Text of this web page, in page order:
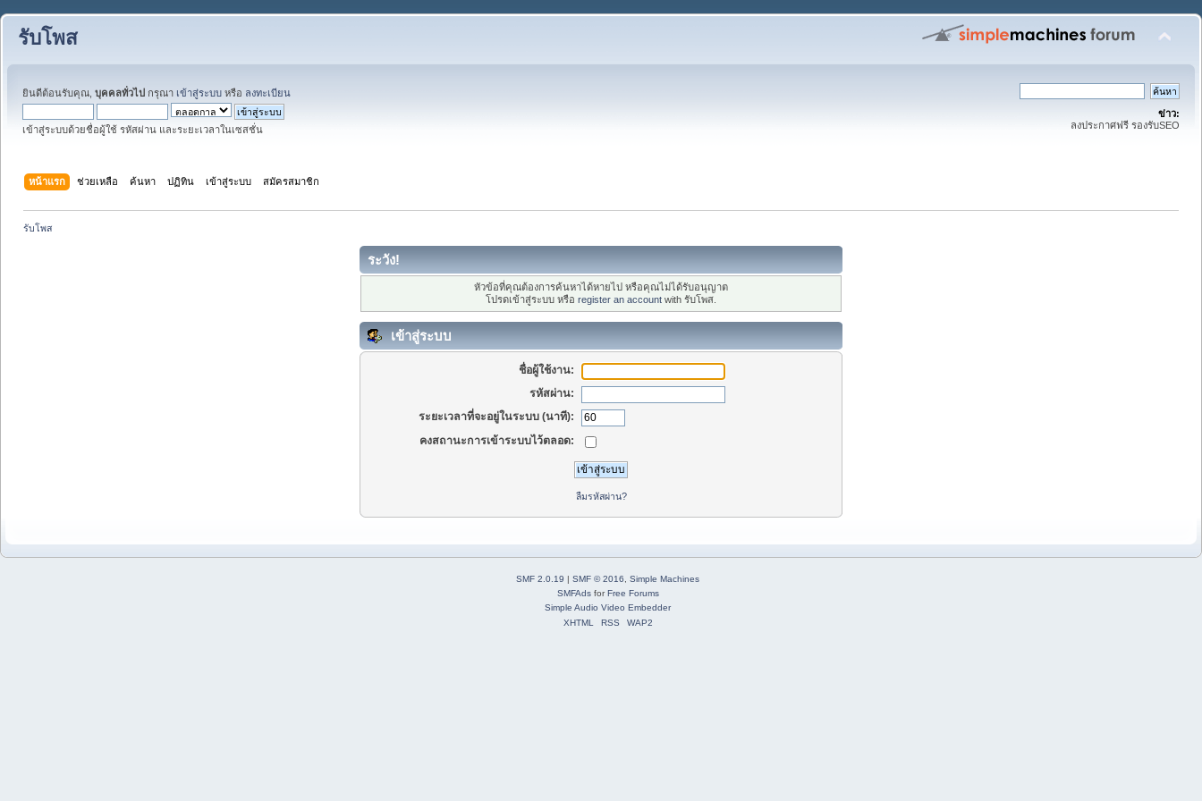
รับโพส
ยินดีต้อนรับคุณ, บุคคลทั่วไป กรุณา เข้าสู่ระบบ หรือ ลงทะเบียน
เข้าสู่ระบบด้วยชื่อผู้ใช้ รหัสผ่าน และระยะเวลาในเซสชั่น
ข่าว:
ลงประกาศฟรี รองรับSEO
หน้าแรก ช่วยเหลือ ค้นหา ปฏิทิน เข้าสู่ระบบ สมัครสมาชิก
รับโพส
ระวัง!
หัวข้อที่คุณต้องการค้นหาได้หายไป หรือคุณไม่ได้รับอนุญาต
โปรดเข้าสู่ระบบ หรือ register an account with รับโพส.
เข้าสู่ระบบ
ชื่อผู้ใช้งาน:
รหัสผ่าน:
ระยะเวลาที่จะอยู่ในระบบ (นาที):
คงสถานะการเข้าระบบไว้ตลอด:
ลืมรหัสผ่าน?
SMF 2.0.19 | SMF © 2016
Simple Machines
SMFAdsforFree Forums
Simple Audio Video Embedder
XHTML
RSS WAP2